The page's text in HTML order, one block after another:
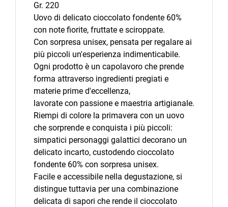
Gr. 220
Uovo di delicato cioccolato fondente 60%
con note fiorite, fruttate e sciroppate.
Con sorpresa unisex, pensata per regalare ai
più piccoli un'esperienza indimenticabile.
Ogni prodotto è un capolavoro che prende
forma attraverso ingredienti pregiati e
materie prime d'eccellenza,
lavorate con passione e maestria artigianale.
Riempi di colore la primavera con un uovo
che sorprende e conquista i più piccoli:
simpatici personaggi galattici decorano un
delicato incarto, custodendo cioccolato
fondente 60% con sorpresa unisex.
Facile e accessibile nella degustazione, si
distingue tuttavia per una combinazione
delicata di sapori che rende il cioccolato